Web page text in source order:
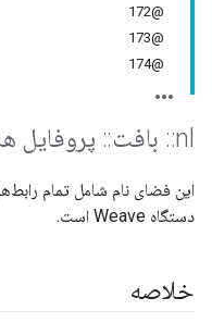
@172
@173
@174
nl
:: بافت:: پروفایل
دستگاه Weave است.
خلاصه